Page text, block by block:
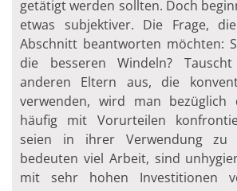
getätigt werden sollten. Doch
etwas subjektiver. Die Frage,
Abschnitt beantworten möchten:
die besseren Windeln?
anderen Eltern aus, die
verwenden, wird man bezüglich
häufig mit Vorurteilen
seien in ihrer Verwendung zu
bedeuten viel Arbeit, sind
mit sehr hohen Investitionen